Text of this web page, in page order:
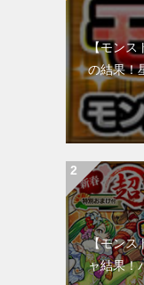
【モンス
の結果！
【モンス
ャ結果！